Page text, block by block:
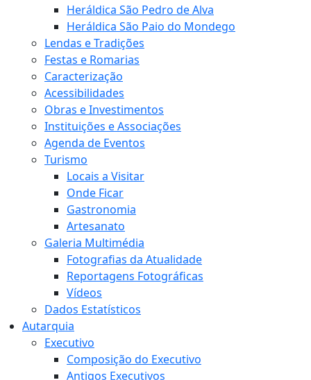
Heráldica São Pedro de Alva
Heráldica São Paio do Mondego
Lendas e Tradições
Festas e Romarias
Caracterização
Acessibilidades
Obras e Investimentos
Instituições e Associações
Agenda de Eventos
Turismo
Locais a Visitar
Onde Ficar
Gastronomia
Artesanato
Galeria Multimédia
Fotografias da Atualidade
Reportagens Fotográficas
Vídeos
Dados Estatísticos
Autarquia
Executivo
Composição do Executivo
Antigos Executivos